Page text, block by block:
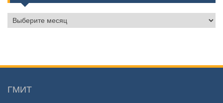
о
н
ГМИТ